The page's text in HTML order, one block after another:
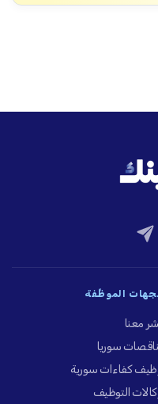
الموظِّفة
معنا
سوريا
كفاءات سورية
التوظيف